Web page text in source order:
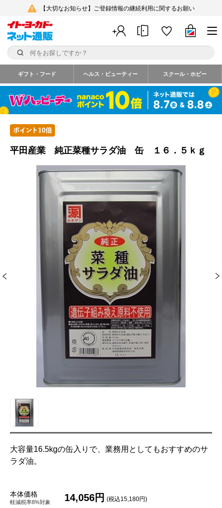
【大切なお知らせ】ご登録情報の継続利用に関するお願い
ギフト・フード ヘルス・ビューティー スクール・ホビー
平田産業 純正菜種サラダ油 缶 １６．５ｋｇ
大容量16.5kgの缶入りで、業務用としてもおすすめのサ
ラダ油。
本体価格
軽減税率8%対象 14,056円 (税込15,180円)